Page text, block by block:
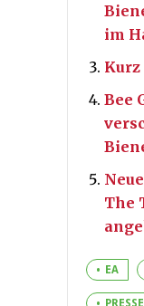
im
Kurz
Bee
The
EA